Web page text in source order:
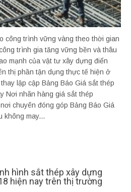
công trình vững vàng theo thời gian
trình gia tăng vững bền và thâu
mạnh của vật tư xây dựng điển
thị phần tận dụng thực tế hiện ở
lập cập Bảng Báo Giá sắt thép
Nơi nhãn hàng giá sắt thép
chuyên đóng góp Bảng Báo Giá
không may...
hình sắt thép xây dựng
hiện nay trên thị trường